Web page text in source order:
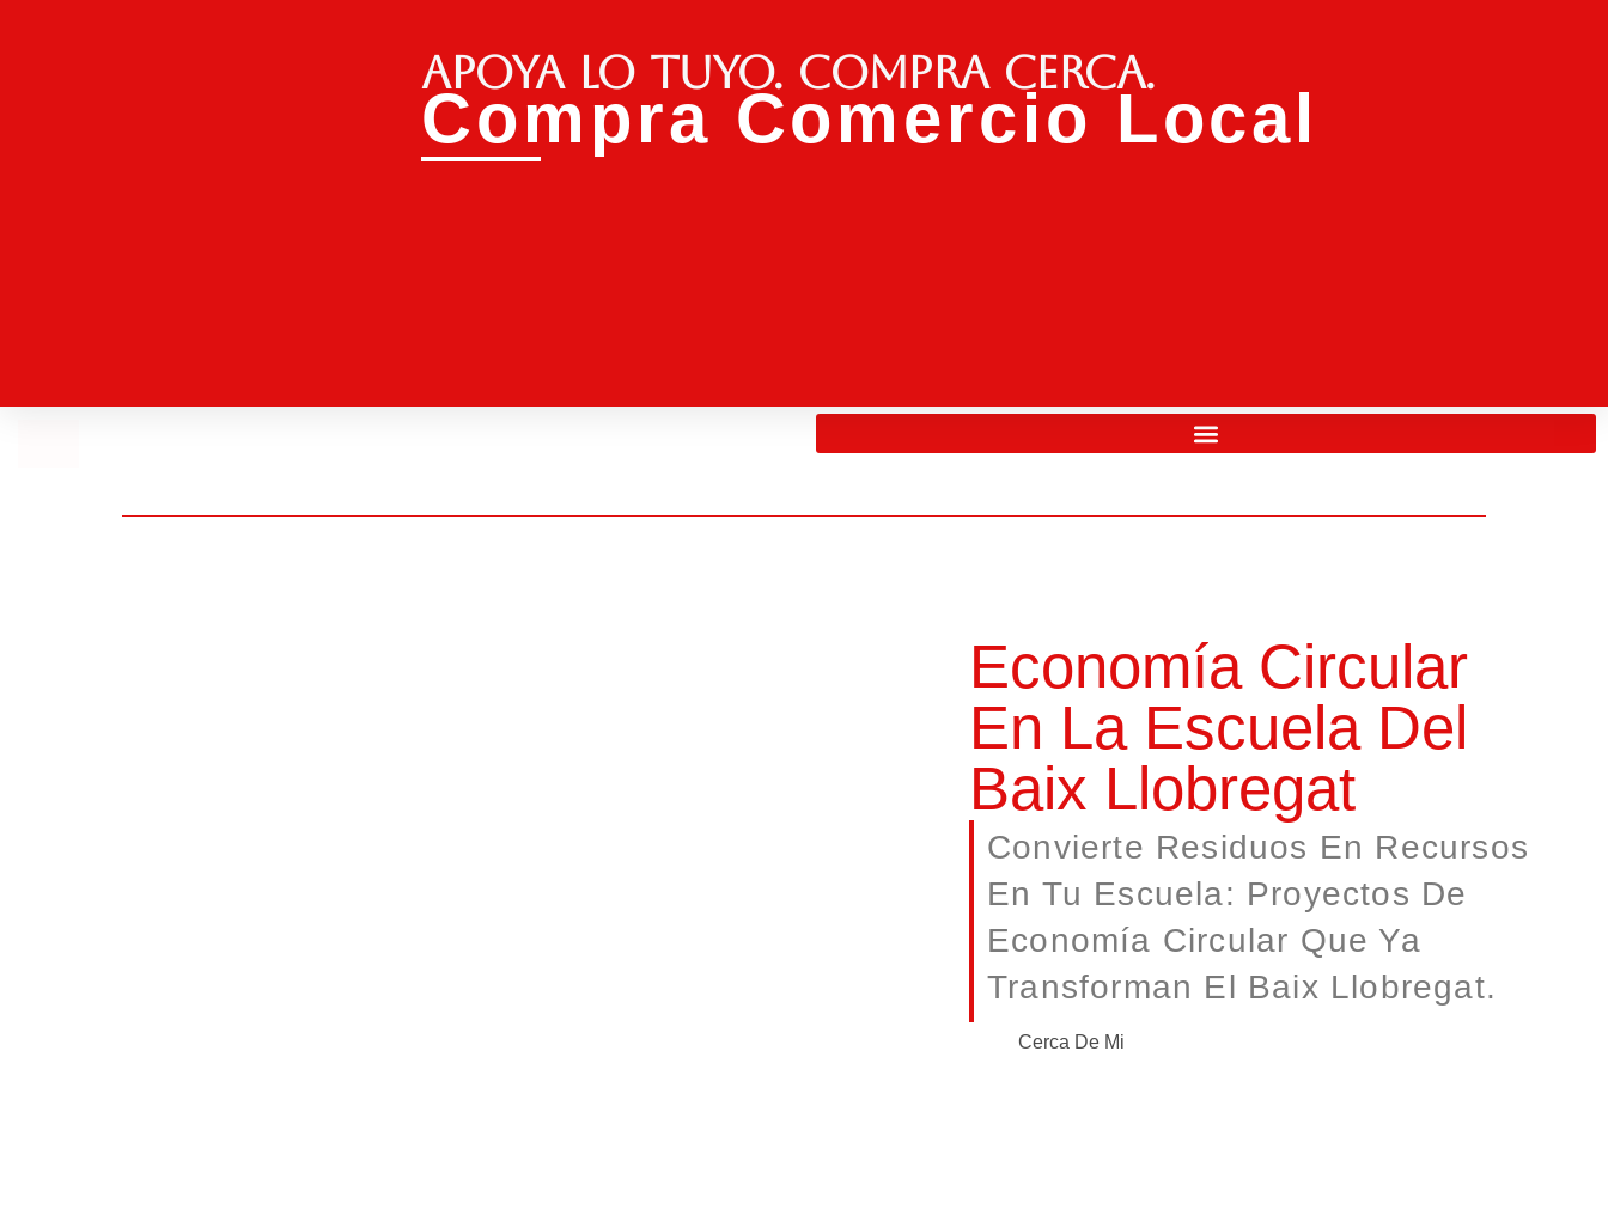
Apoya lo tuyo. Compra cerca.
Compra Comercio Local
Economía Circular
En La Escuela Del
Baix Llobregat
Convierte Residuos En Recursos
En Tu Escuela: Proyectos De
Economía Circular Que Ya
Transforman El Baix Llobregat.
Cerca De Mi